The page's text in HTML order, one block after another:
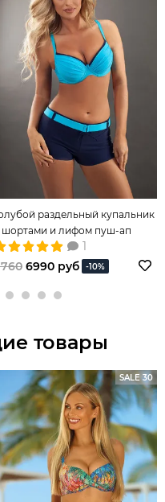
раздельный купальник
шортами и лифом пуш-ап
1
6990 руб -10%
товары
SALE 30